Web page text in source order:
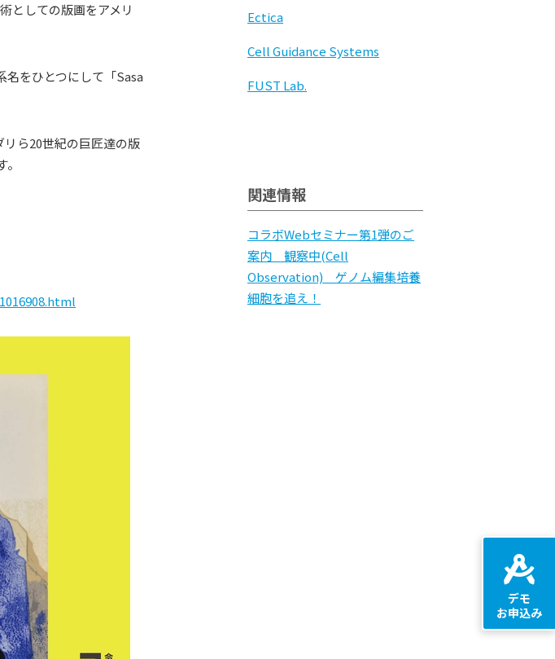
デモ
お申込み
としての版画をアメリ
をひとつにして「Sasa
ら20世紀の巨匠達の版
Ectica
Cell Guidance Systems
FUST Lab.
関連情報
コラボWebセミナー第1弾のご
案内 観察中(Cell
Observation) ゲノム編集培養
細胞を追え！